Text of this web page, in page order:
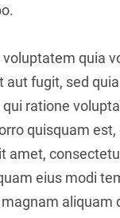
quia
aut fugit, sed
ratione
quisquam est,
amet,
eius modi
aliquam